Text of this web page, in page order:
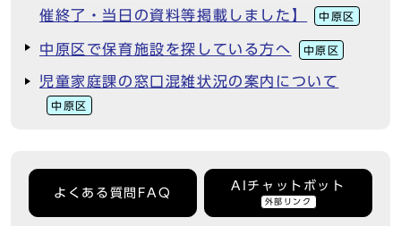
催終了・当日の資料等掲載しました】
中原区
中原区で保育施設を探している方へ 中原区
児童家庭課の窓口混雑状況の案内について
中原区
よくある質問FAQ
AIチャットボット
外部リンク